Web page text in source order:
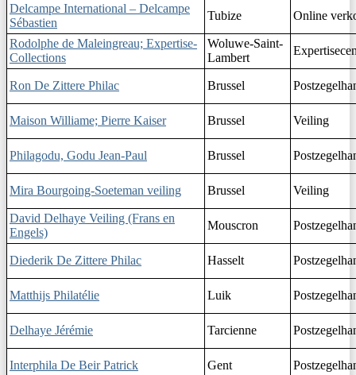
Delcampe International – Delcampe
Sébastien
Tubize Online
Rodolphe de Maleingreau; Expertise-
Collections
Woluwe-Saint-
Lambert
Ron De Zittere Philac Brussel
Maison Williame; Pierre Kaiser Brussel Veiling
Philagodu, Godu Jean-Paul Brussel
Mira Bourgoing-Soeteman veiling Brussel Veiling
David Delhaye Veiling (Frans en
Engels)
Mouscron
Diederik De Zittere Philac Hasselt
Matthijs Philatélie Luik
Delhaye Jérémie Tarcienne
Interphila De Beir Patrick Gent